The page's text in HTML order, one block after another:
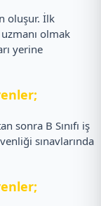
oluşur. İlk
uzmanı olmak
yerine
sonra B Sınıfı iş
sınavlarında